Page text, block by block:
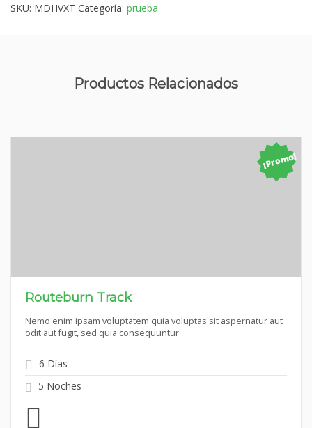
SKU: MDHVXT Categoría: prueba
Productos Relacionados
¡Promo!
Routeburn Track
Nemo enim ipsam voluptatem quia voluptas sit aspernatur aut
odit aut fugit, sed quia consequuntur
6 Días
5 Noches